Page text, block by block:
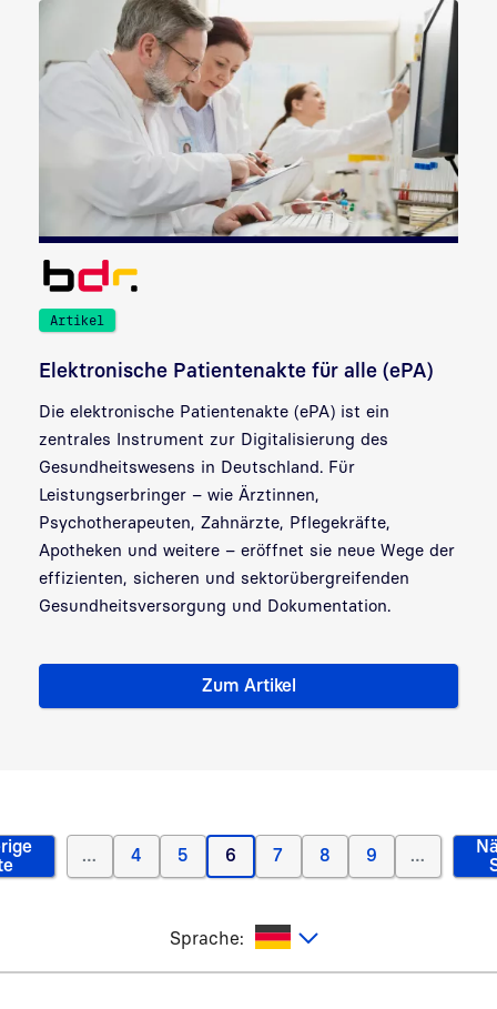
Artikel
Elektronische Patientenakte für alle (ePA)
Die elektronische Patientenakte (ePA) ist ein
zentrales Instrument zur Digitalisierung des
Gesundheitswesens in Deutschland. Für
Leistungserbringer – wie Ärztinnen,
Psychotherapeuten, Zahnärzte, Pflegekräfte,
Apotheken und weitere – eröffnet sie neue Wege der
effizienten, sicheren und sektorübergreifenden
Gesundheitsversorgung und Dokumentation.
Zum ArtikelElektronische Patientenakte
Seite
… Page
4 Page
5 Aktuelle Seite
6 Page
7 Page
8 Page
9 …
Sprache: